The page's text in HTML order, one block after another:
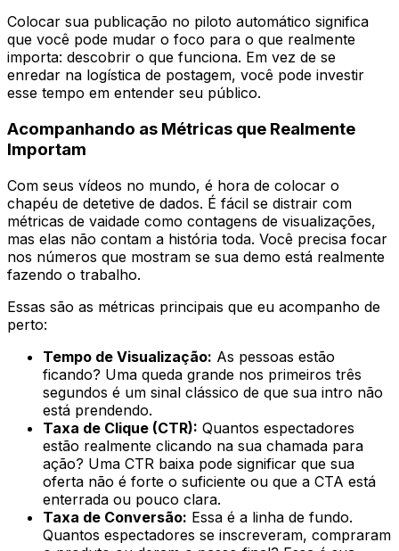
Colocar sua publicação no piloto automático significa
que você pode mudar o foco para o que realmente
importa: descobrir o que funciona. Em vez de se
enredar na logística de postagem, você pode investir
esse tempo em entender seu público.
Acompanhando as Métricas que Realmente
Importam
Com seus vídeos no mundo, é hora de colocar o
chapéu de detetive de dados. É fácil se distrair com
métricas de vaidade como contagens de visualizações,
mas elas não contam a história toda. Você precisa focar
nos números que mostram se sua demo está realmente
fazendo o trabalho.
Essas são as métricas principais que eu acompanho de
perto:
Tempo de Visualização: As pessoas estão
ficando? Uma queda grande nos primeiros três
segundos é um sinal clássico de que sua intro não
está prendendo.
Taxa de Clique (CTR): Quantos espectadores
estão realmente clicando na sua chamada para
ação? Uma CTR baixa pode significar que sua
oferta não é forte o suficiente ou que a CTA está
enterrada ou pouco clara.
Taxa de Conversão: Essa é a linha de fundo.
Quantos espectadores se inscreveram, compraram